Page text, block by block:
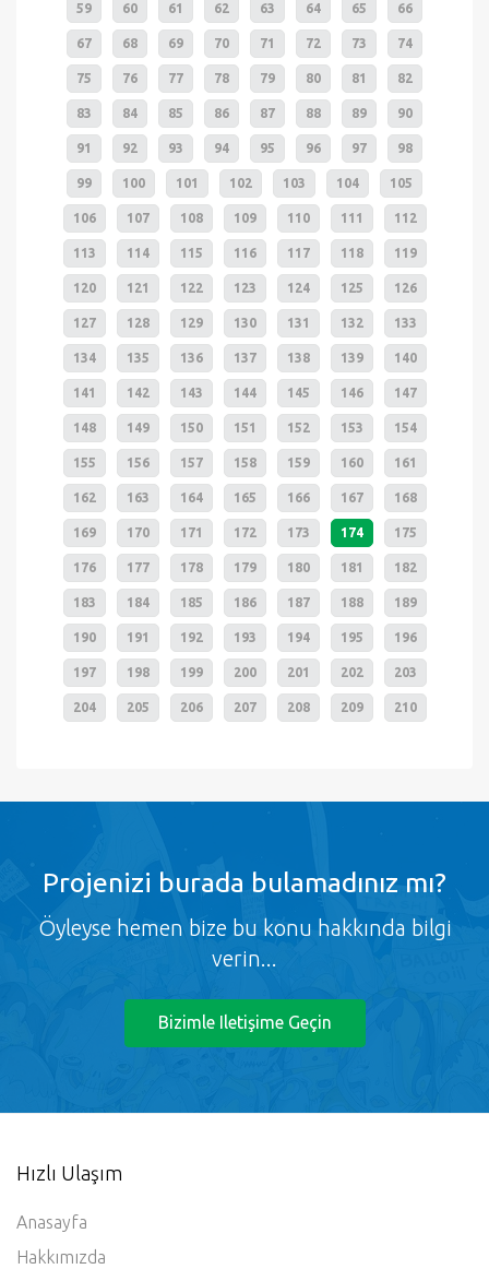
59 60 61 62 63 64 65 66
67 68 69 70 71 72 73 74
75 76 77 78 79 80 81 82
83 84 85 86 87 88 89 90
91 92 93 94 95 96 97 98
99 100 101 102 103 104 105
106 107 108 109 110 111 112
113 114 115 116 117 118 119
120 121 122 123 124 125 126
127 128 129 130 131 132 133
134 135 136 137 138 139 140
141 142 143 144 145 146 147
148 149 150 151 152 153 154
155 156 157 158 159 160 161
162 163 164 165 166 167 168
169 170 171 172 173 174 175
176 177 178 179 180 181 182
183 184 185 186 187 188 189
190 191 192 193 194 195 196
197 198 199 200 201 202 203
204 205 206 207 208 209 210
Projenizi burada bulamadınız mı?
Öyleyse hemen bize bu konu hakkında bilgi
verin...
Bizimle Iletişime Geçin
Hızlı Ulaşım
Anasayfa
Hakkımızda